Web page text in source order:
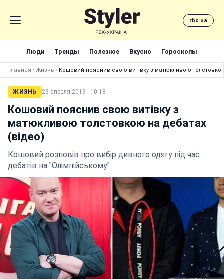
rbc.ua
Люди Тренды Полезное Вкусно Гороскопы
Главная › Жизнь › Кошовий пояснив свою витівку з матюкливою
ЖИЗНЬ 23 апреля 2019 · 10:18
Кошовий пояснив свою витівку з
матюкливою толстовкою на дебатах
(відео)
Кошовий розповів про вибір дивного одягу під час
дебатів на "Олімпійському"